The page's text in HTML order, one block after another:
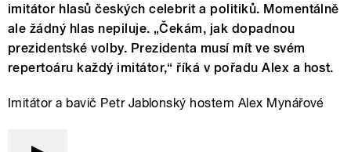
imitátor hlasů českých celebrit a politiků. Momentálně
ale žádný hlas nepiluje. „Čekám, jak dopadnou
prezidentské volby. Prezidenta musí mít ve svém
repertoáru každý imitátor,“ říká v pořadu Alex a host.
Imitátor a bavič Petr Jablonský hostem Alex Mynářové